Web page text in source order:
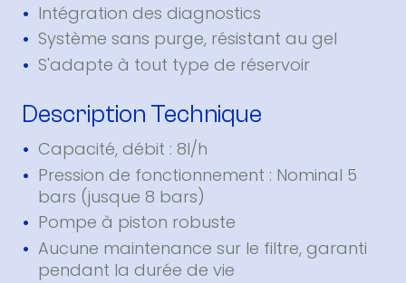
Intégration des diagnostics
Système sans purge, résistant au gel
S'adapte à tout type de réservoir
Description Technique
Capacité, débit : 8l/h
Pression de fonctionnement : Nominal 5
bars (jusque 8 bars)
Pompe à piston robuste
Aucune maintenance sur le filtre, garanti
pendant la durée de vie